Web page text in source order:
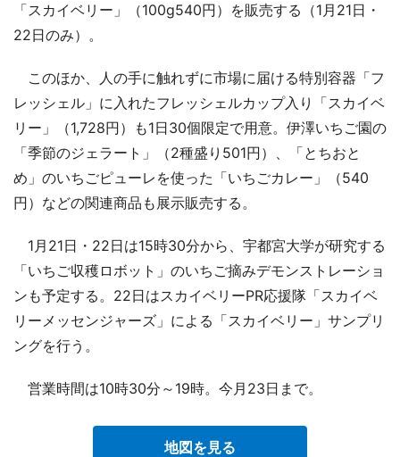
「スカイベリー」（100g540円）を販売する（1月21日・
22日のみ）。
このほか、人の手に触れずに市場に届ける特別容器「フ
レッシェル」に入れたフレッシェルカップ入り「スカイベ
リー」（1,728円）も1日30個限定で用意。伊澤いちご園の
「季節のジェラート」（2種盛り501円）、「とちおと
め」のいちごピューレを使った「いちごカレー」（540
円）などの関連商品も展示販売する。
1月21日・22日は15時30分から、宇都宮大学が研究する
「いちご収穫ロボット」のいちご摘みデモンストレーショ
ンも予定する。22日はスカイベリーPR応援隊「スカイベ
リーメッセンジャーズ」による「スカイベリー」サンプリ
ングを行う。
営業時間は10時30分～19時。今月23日まで。
地図を見る